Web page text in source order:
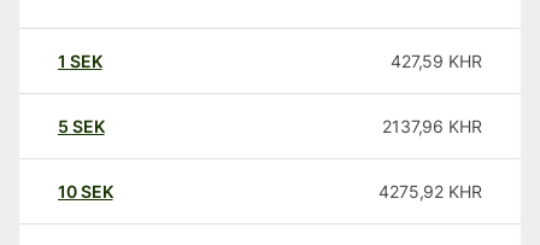
1 SEK 427,59 KHR
5 SEK 2137,96 KHR
10SEK 4275,92 KHR